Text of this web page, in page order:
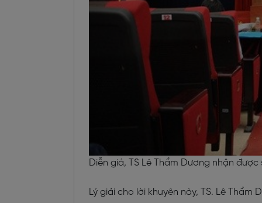
Diễn giả, TS Lê Thẩm Dương nhận
Lý giải cho lời khuyên này, TS. Lê Thẩm